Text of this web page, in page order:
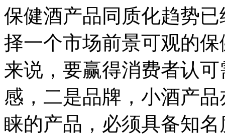
保健酒产品同质化趋势
择一个市场前景可观的
来说，要赢得消费者认
感，二是品牌，小酒产
睐的产品，必须具备知